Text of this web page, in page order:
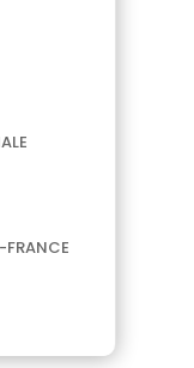
FRANCE